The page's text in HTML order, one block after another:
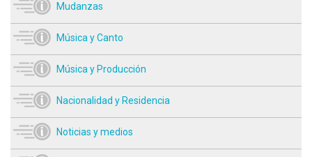
Mudanzas
Música y Canto
Música y Producción
Nacionalidad y Residencia
Noticias y medios